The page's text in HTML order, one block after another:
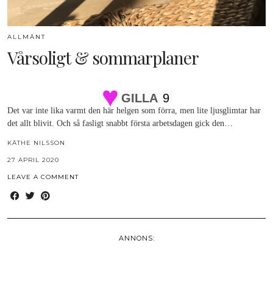
ALLMÄNT
Vårsoligt & sommarplaner
GILLA 9
Det var inte lika varmt den här helgen som förra, men lite ljusglimtar har
det allt blivit. Och så fasligt snabbt första arbetsdagen gick den…
KÄTHE NILSSON
27 APRIL 2020
LEAVE A COMMENT
ANNONS: